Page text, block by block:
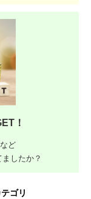
！
ど
したか？
ゴリ